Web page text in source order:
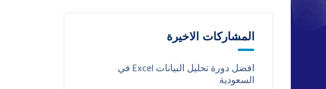
المشاركات الاخيرة
افضل دورة تحليل البيانات Excel في
السعودية